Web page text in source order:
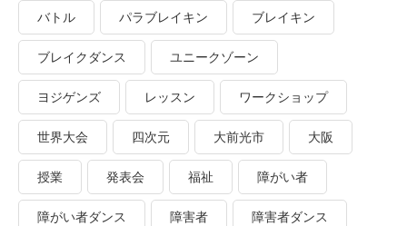
バトル パラブレイキン ブレイキン
ブレイクダンス ユニークゾーン
ヨジゲンズ レッスン ワークショップ
世界大会 四次元 大前光市 大阪
授業 発表会 福祉 障がい者
障がい者ダンス 障害者 障害者ダンス